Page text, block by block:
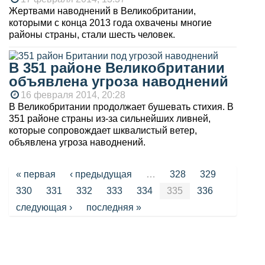
Жертвами наводнений в Великобритании,
которыми с конца 2013 года охвачены многие
районы страны, стали шесть человек.
В 351 районе Великобритании
объявлена угроза наводнений
16 февраля 2014, 20:28
В Великобритании продолжает бушевать стихия. В
351 районе страны из-за сильнейших ливней,
которые сопровождает шквалистый ветер,
объявлена угроза наводнений.
Страницы
« первая ‹ предыдущая … 328
329
330
331 332 333 334 335
336
следующая ›
последняя »